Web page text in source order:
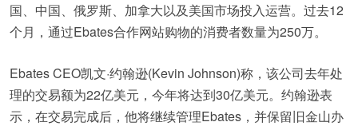
国、中国、俄罗斯、加拿大以及美国市场投入运营。过去12
个月，通过Ebates合作网站购物的消费者数量为250万。
Ebates CEO凯文·约翰逊(Kevin Johnson)称，该公司去年处
理的交易额为22亿美元，今年将达到30亿美元。约翰逊表
示，在交易完成后，他将继续管理Ebates，并保留旧金山办